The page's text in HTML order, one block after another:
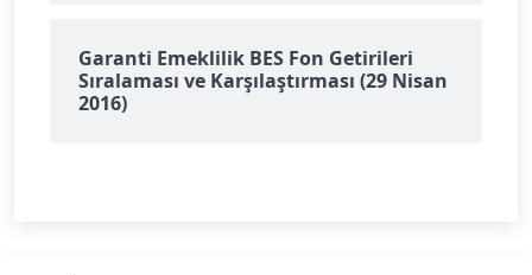
Garanti Emeklilik BES Fon Getirileri
Sıralaması ve Karşılaştırması (29 Nisan
2016)